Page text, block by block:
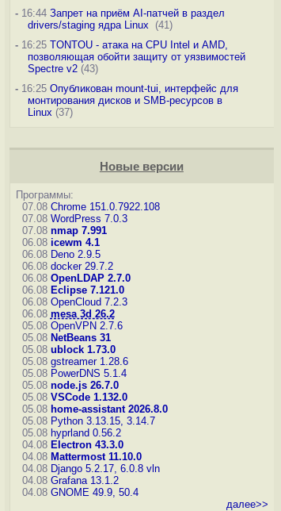
-16:44 Запрет на приём AI-патчей в раздел
drivers/staging ядра Linux
(41)
-16:25 TONTOU - атака на CPU Intel и AMD,
позволяющая обойти защиту от уязвимостей
Spectre v2(43)
-16:25 Опубликован mount-tui, интерфейс для
монтирования дисков и SMB-ресурсов в
Linux (37)
Новые версии
Программы:
07.08 Chrome 151.0.7922.108
07.08 WordPress 7.0.3
07.08 nmap 7.991
06.08 icewm 4.1
06.08 Deno 2.9.5
06.08 docker 29.7.2
06.08 OpenLDAP 2.7.0
06.08 Eclipse 7.121.0
06.08 OpenCloud 7.2.3
06.08 mesa 3d 26.2
05.08 OpenVPN 2.7.6
05.08 NetBeans 31
05.08 ublock 1.73.0
05.08 gstreamer 1.28.6
05.08 PowerDNS 5.1.4
05.08 node.js 26.7.0
05.08 VSCode 1.132.0
05.08 home-assistant 2026.8.0
05.08 Python 3.13.15, 3.14.7
05.08 hyprland 0.56.2
04.08 Electron 43.3.0
04.08 Mattermost 11.10.0
04.08 Django 5.2.17, 6.0.8 vln
04.08 Grafana 13.1.2
04.08 GNOME 49.9, 50.4
далее>>